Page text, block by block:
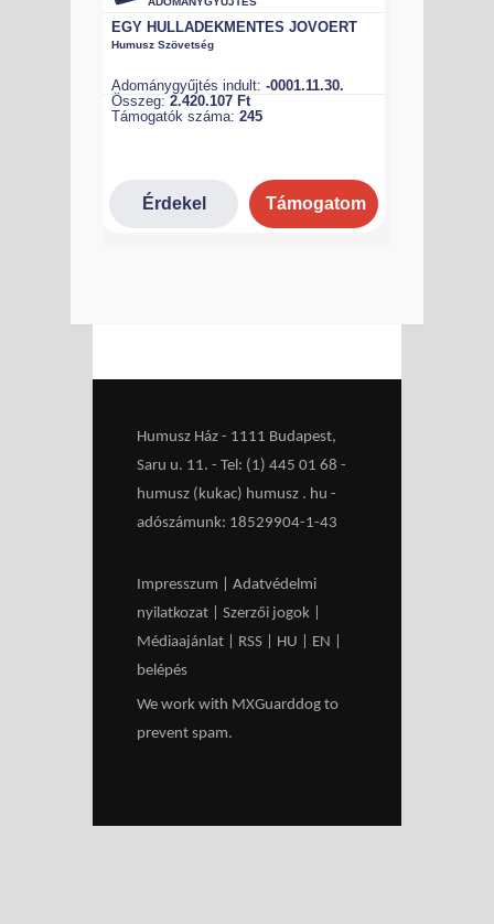
Humusz Ház - 1111 Budapest,
Saru u. 11. - Tel: (1) 445 01 68 -
humusz (kukac) humusz . hu -
adószámunk: 18529904-1-43
Impresszum
Adatvédelmi
nyilatkozat
Szerzői jogok
Médiaajánlat
RSS HU EN
belépés
We work with MXGuarddog to
prevent spam.